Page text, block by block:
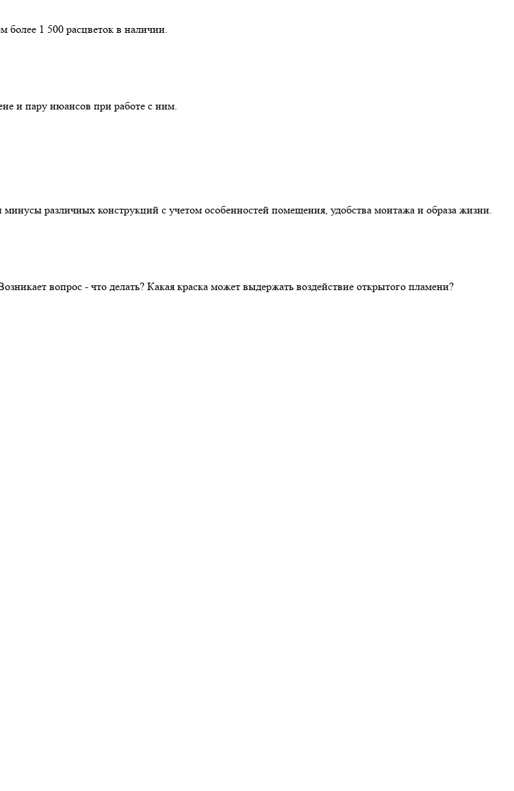
1 500 расцветок в наличии.
и пару нюансов при работе с ним.
различных конструкций с учетом особенностей помещения, удобства монтажа и образа жизни.
вопрос - что делать? Какая краска может выдержать воздействие открытого пламени?